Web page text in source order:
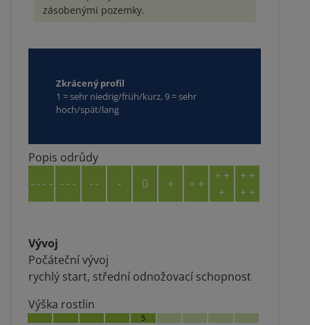
zásobenými pozemky.
Zkrácený profil
1 = sehr niedrig/früh/kurz, 9 = sehr
hoch/spät/lang
Popis odrůdy
- - - - - - - - - - 0 + + +
+ +
+
+ +
+ +
Vývoj
Počáteční vývoj
rychlý start, střední odnožovací schopnost
Výška rostlin
5